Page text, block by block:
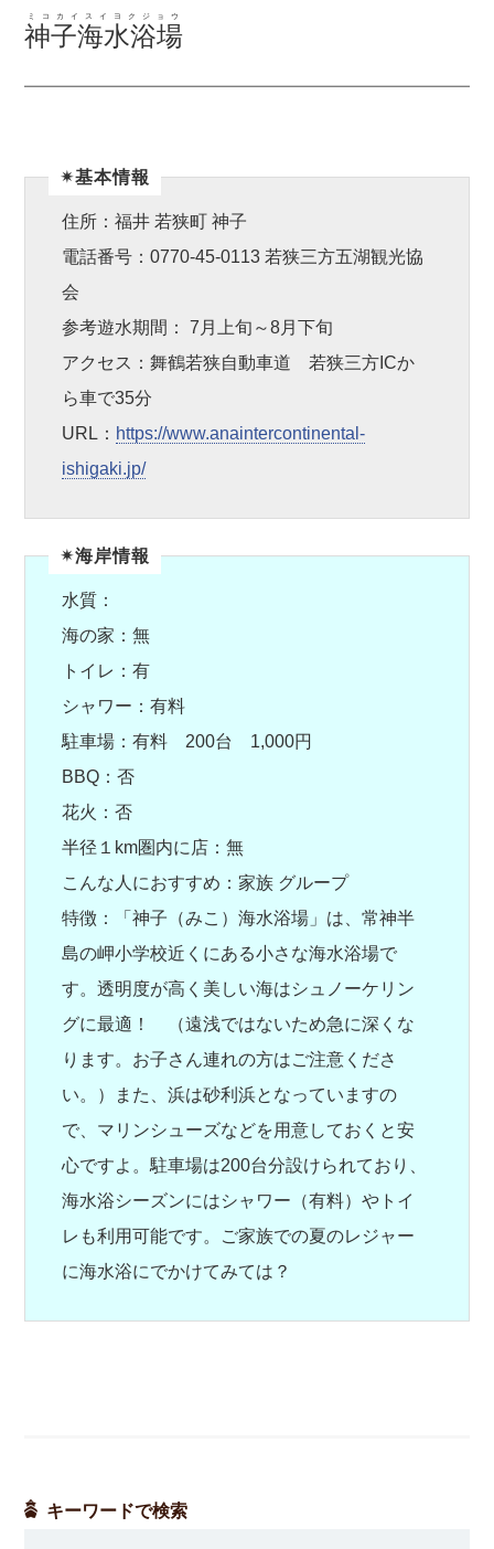
神子海水浴場
ミコカイスイヨクジョウ
✴︎基本情報
住所：福井 若狭町 神子
電話番号：0770-45-0113 若狭三方五湖観光協
会
参考遊水期間： 7月上旬～8月下旬
アクセス：舞鶴若狭自動車道 若狭三方ICか
ら車で35分
URL： https://www.anaintercontinental-
ishigaki.jp/
✴︎海岸情報
水質：
海の家：無
トイレ：有
シャワー：有料
駐車場：有料 200台 1,000円
BBQ：否
花火：否
半径１km圏内に店：無
こんな人におすすめ：家族 グループ
特徴：「神子（みこ）海水浴場」は、常神半
島の岬小学校近くにある小さな海水浴場で
す。透明度が高く美しい海はシュノーケリン
グに最適！ （遠浅ではないため急に深くな
ります。お子さん連れの方はご注意くださ
い。）また、浜は砂利浜となっていますの
で、マリンシューズなどを用意しておくと安
心ですよ。駐車場は200台分設けられており、
海水浴シーズンにはシャワー（有料）やトイ
レも利用可能です。ご家族での夏のレジャー
に海水浴にでかけてみては？
キーワードで検索